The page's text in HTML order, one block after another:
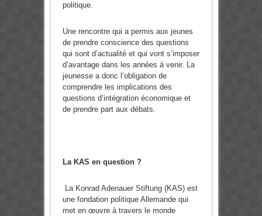
politique.
Une rencontre qui a permis aux jeunes
de prendre conscience des questions
qui sont d’actualité et qui vont s’imposer
d’avantage dans les années à venir. La
jeunesse a donc l’obligation de
comprendre les implications des
questions d’intégration économique et
de prendre part aux débats.
La KAS en question ?
La Konrad Adenauer Stiftung (KAS) est
une fondation politique Allemande qui
met en œuvre à travers le monde